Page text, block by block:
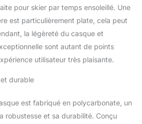
pour skier par temps ensoleillé. Une
est particulièrement plate, cela peut
la légèreté du casque et
sont autant de points
utilisateur très plaisante.
durable
est fabriqué en polycarbonate, un
robustesse et sa durabilité. Conçu